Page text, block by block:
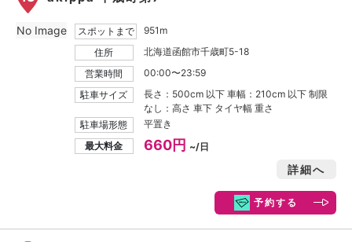
スポットまで
951m
住所
北海道函館市千歳町5-18
営業時間
00:00〜23:59
駐車サイズ
長さ：500cm 以下 車幅：210cm 以下 制限
なし：高さ 車下 タイヤ幅 重さ
駐車場形態
平置き
最大料金
660円 ~/日
詳細へ
予約する
No Image